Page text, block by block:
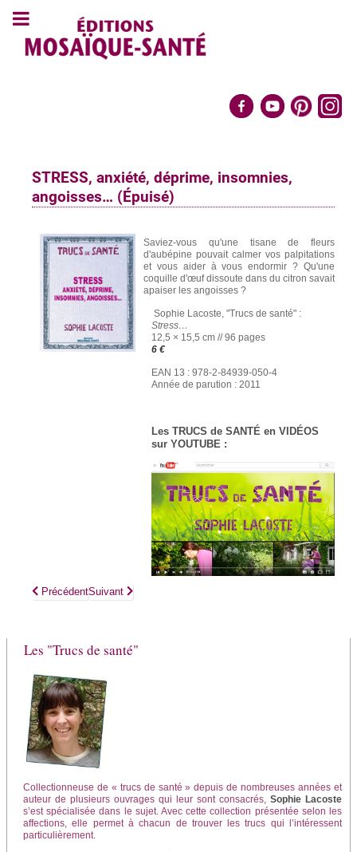
STRESS, anxiété, déprime, insomnies,
angoisses… (Épuisé)
Saviez-vous qu'une tisane de fleurs
d'aubépine pouvait calmer vos palpitations
et vous aider à vous endormir ? Qu'une
coquille d'œuf dissoute dans du citron savait
apaiser les angoisses ?
Sophie Lacoste, "Trucs de santé" :
Stress…
12,5 × 15,5 cm // 96 pages
6 €
EAN 13 : 978-2-84939-050-4
Année de parution : 2011
Les TRUCS de SANTÉ en VIDÉOS
sur YOUTUBE :
Article précédent : GROSSESSE ET ALLAITEMENT sans soucis
PrécédentArticle suivant : MAUX DE PEAU, psoriasis, eczéma,
Suivant
Les "Trucs de santé"
Collectionneuse de « trucs de santé » depuis de nombreuses années et
auteur de plusieurs ouvrages qui leur sont consa­crés, Sophie Lacoste
s’est spécialisée dans le sujet. Avec cette collection présentée se­lon les
affections, elle per­met à chacun de trouver les trucs qui l’inté­ressent
particulière­ment.